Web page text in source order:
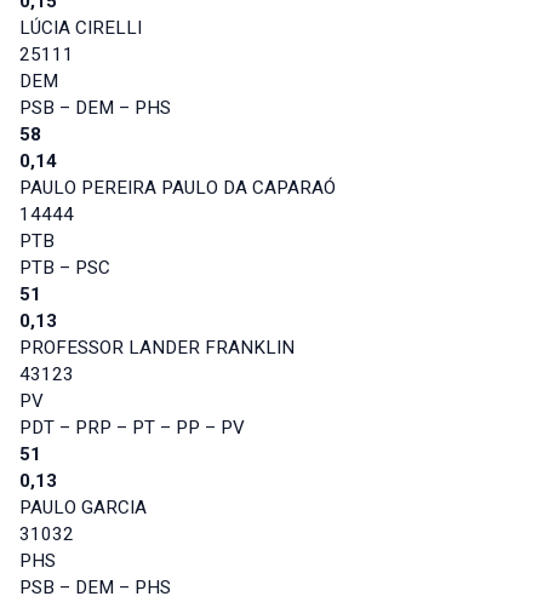
LÚCIA CIRELLI
25111
DEM
PSB – DEM – PHS
58
0,14
PAULO PEREIRA PAULO DA CAPARAÓ
14444
PTB
PTB – PSC
51
0,13
PROFESSOR LANDER FRANKLIN
43123
PV
PDT – PRP – PT – PP – PV
51
0,13
PAULO GARCIA
31032
PHS
PSB – DEM – PHS